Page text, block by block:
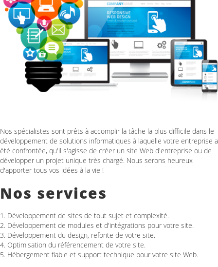
Nos spécialistes sont prêts à accomplir la tâche la plus difficile dans le
développement de solutions informatiques à laquelle votre entreprise a
été confrontée, qu'il s'agisse de créer un site Web d'entreprise ou de
développer un projet unique très chargé. Nous serons heureux
d'apporter tous vos idées à la vie !
Nos services
1. Développement de sites de tout sujet et complexité.
2. Développement de modules et d'intégrations pour votre site.
3. Développement du design, refonte de votre site.
4. Optimisation du référencement de votre site.
5. Hébergement fiable et support technique pour votre site Web.